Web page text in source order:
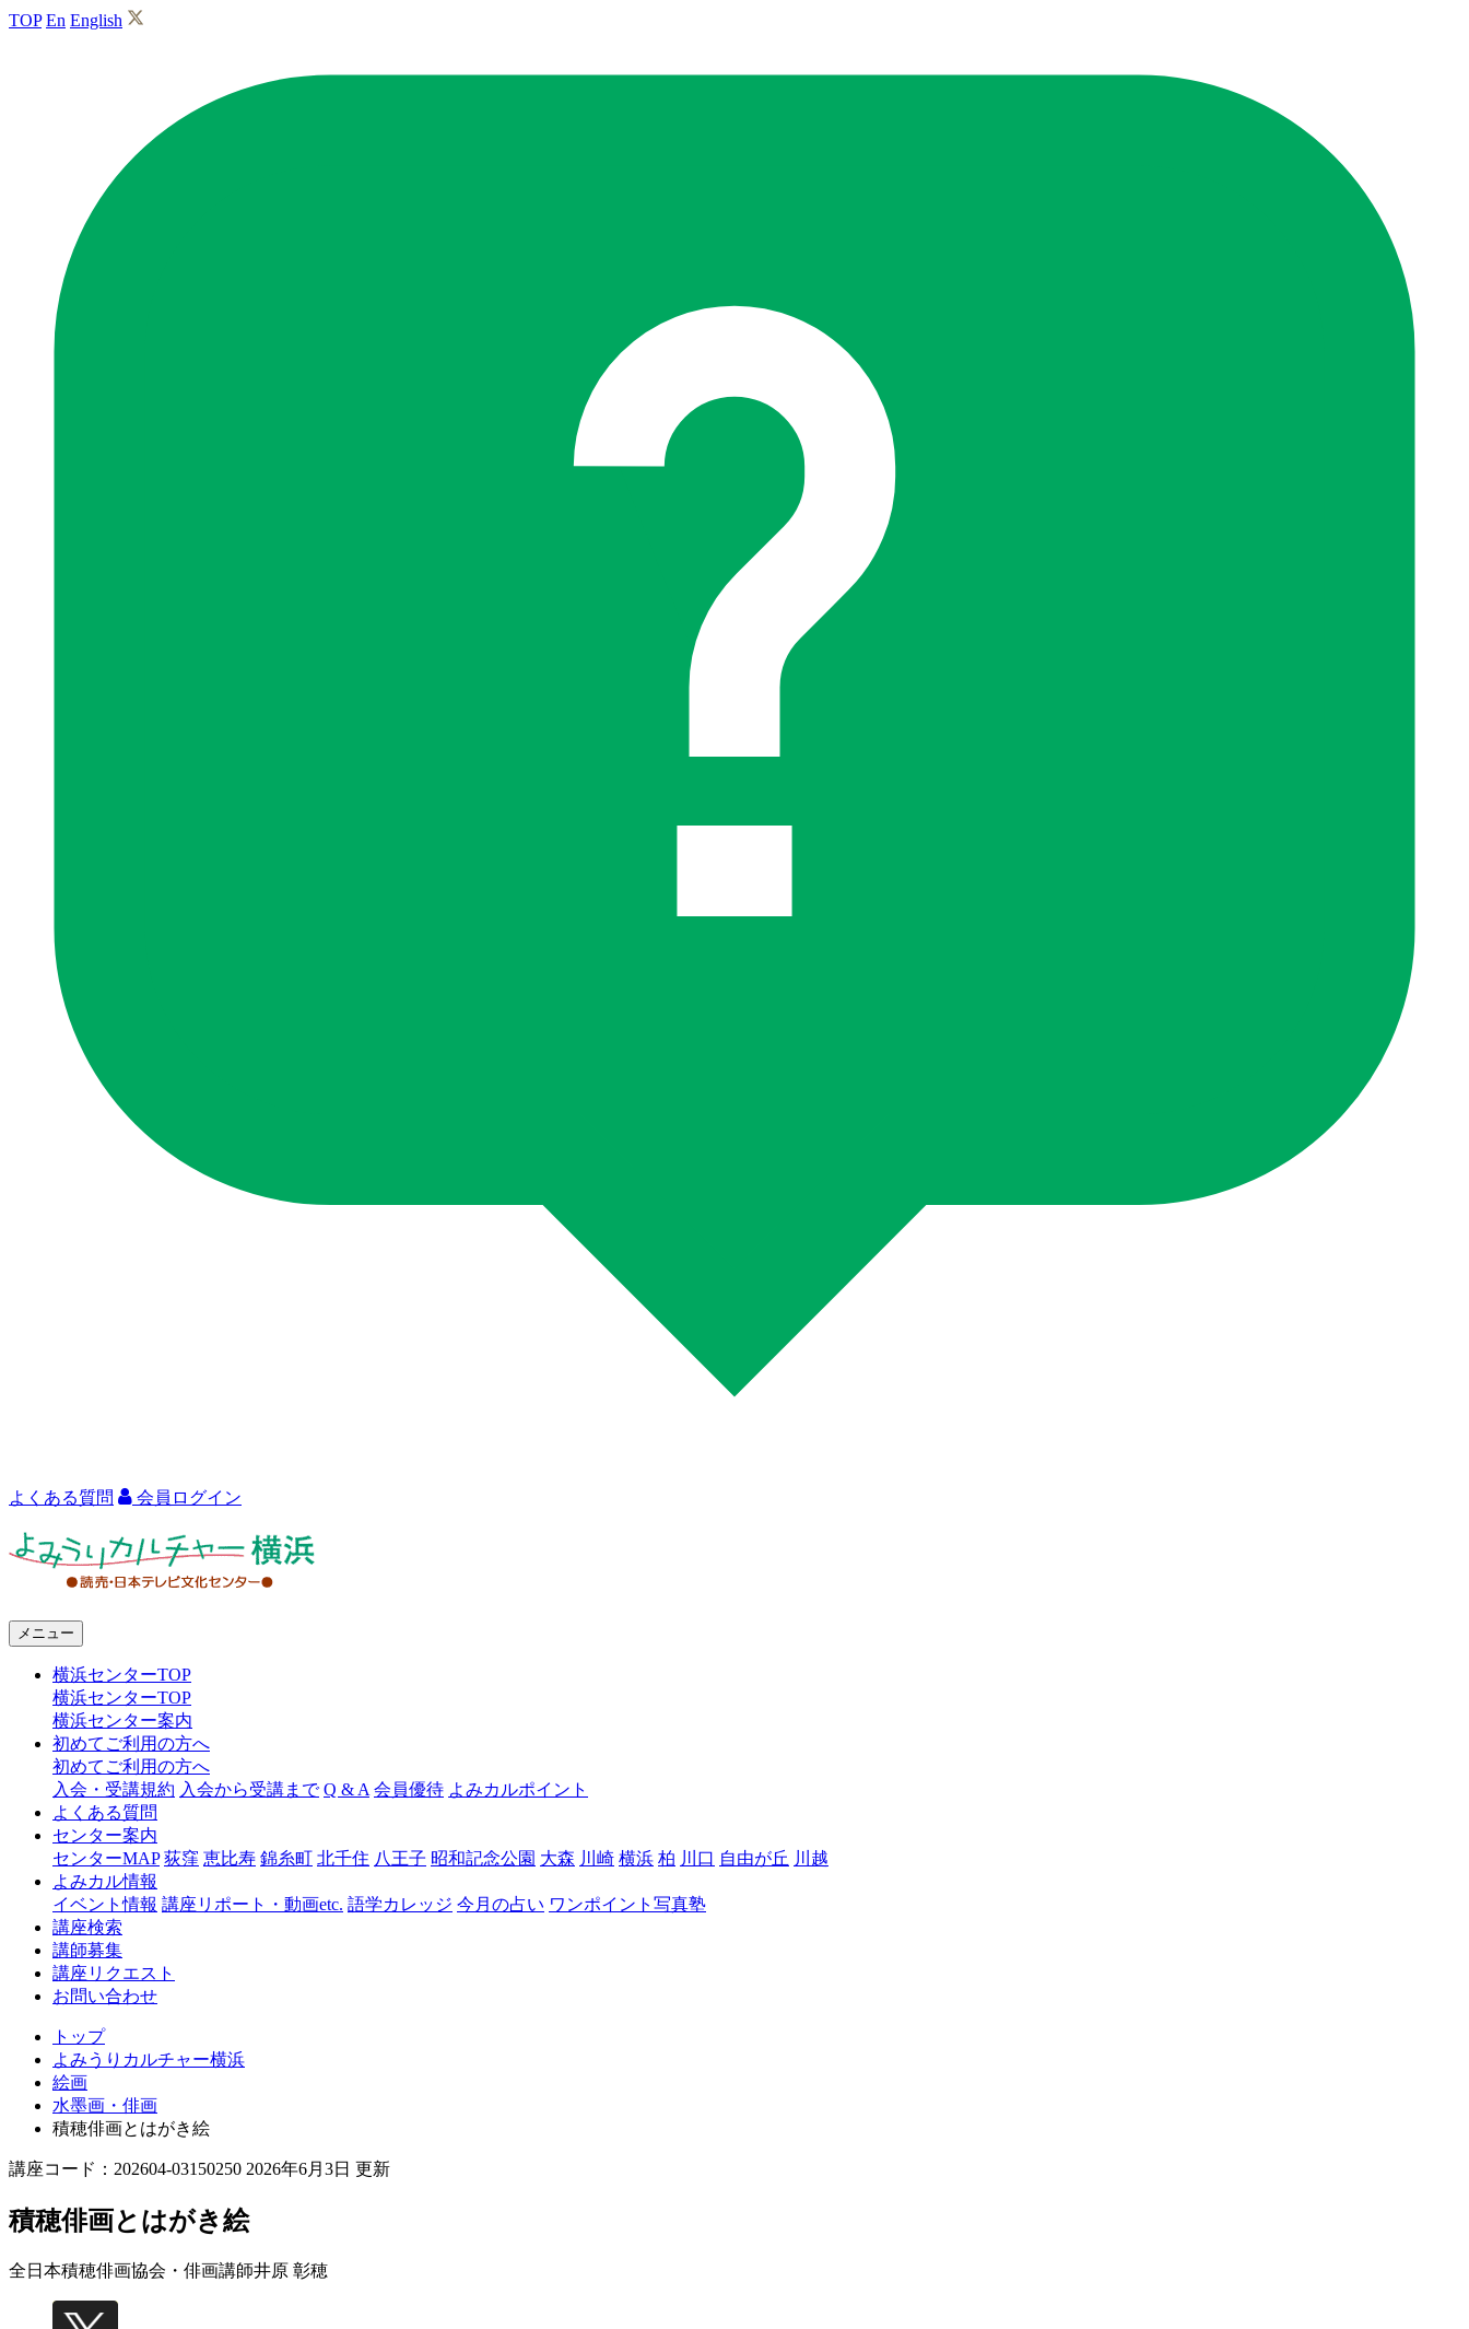
TOP En English
よくある質問 会員ログイン
ャ
横
浜
メニュー
横浜センターTOP
横浜センターTOP
横浜センター案内
初めてご利用の方へ
初めてご利用の方へ
入会・受講規約 入会から受講まで Q & A 会員優待 よみカルポイント
よくある質問
センター案内
センターMAP 荻窪 恵比寿 錦糸町 北千住 八王子 昭和記念公園 大森 川崎 横浜 柏 川口 自由が丘 川越
よみカル情報
イベント情報 講座リポート・動画etc. 語学カレッジ 今月の占い ワンポイント写真塾
講座検索
講師募集
講座リクエスト
お問い合わせ
トップ
よみうりカルチャー横浜
絵画
水墨画・俳画
積穂俳画とはがき絵
講座コード：202604-03150250 2026年6月3日 更新
積穂俳画とはがき絵
全日本積穂俳画協会・俳画講師井原 彰穂